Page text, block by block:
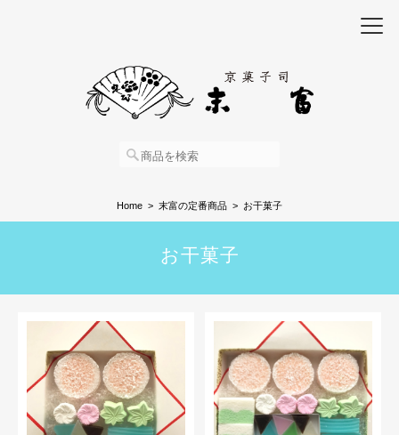
Home 末富の定番商品 お干菓子
お干菓子